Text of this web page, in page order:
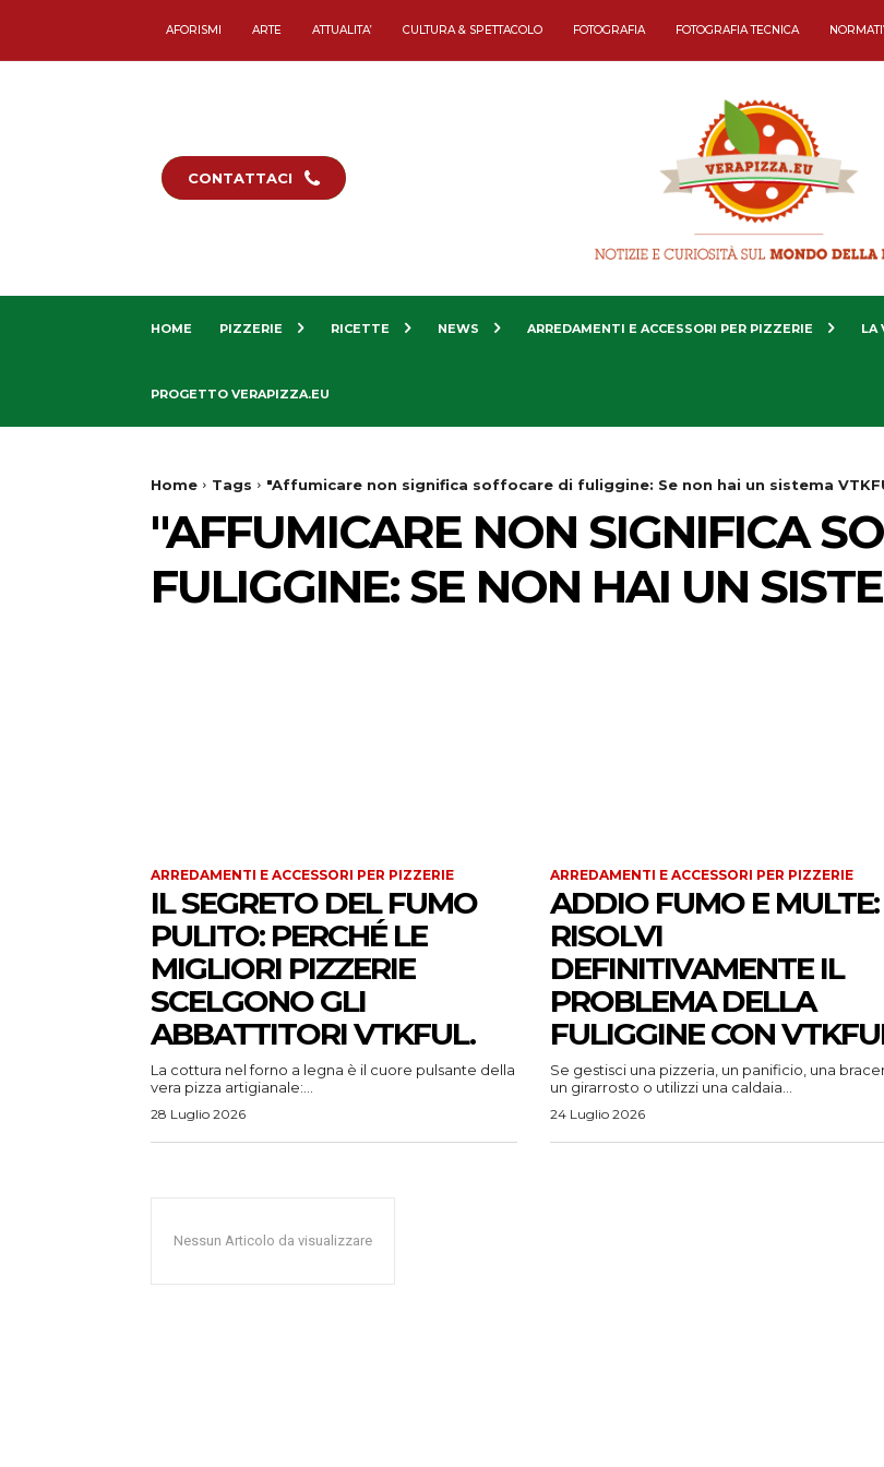
AFORISMI ARTE ATTUALITA’ CULTURA & SPETTACOLO FOTOGRAFIA FOTOGRAFIA TECNICA
CONTATTACI
HOME PIZZERIE RICETTE NEWS ARREDAMENTI E ACCESSORI PER PIZZERIE LA
PROGETTO VERAPIZZA.EU
Home Tags "Affumicare non significa soffocare di fuliggine: Se non hai un sistema
"AFFUMICARE NON SIGNIFICA
FULIGGINE: SE NON HAI UN
ARREDAMENTI E ACCESSORI PER PIZZERIE
IL SEGRETO DEL FUMO
PULITO: PERCHÉ LE
MIGLIORI PIZZERIE
SCELGONO GLI
ABBATTITORI VTKFUL.
La cottura nel forno a legna è il cuore pulsante della
vera pizza artigianale:...
28 Luglio 2026
ARREDAMENTI E ACCESSORI PER PIZZERIE
ADDIO FUMO E MULTE:
RISOLVI
DEFINITIVAMENTE IL
PROBLEMA DELLA
FULIGGINE CON
Se gestisci una pizzeria, un panificio, una
un girarrosto o utilizzi una caldaia...
24 Luglio 2026
Nessun Articolo da visualizzare